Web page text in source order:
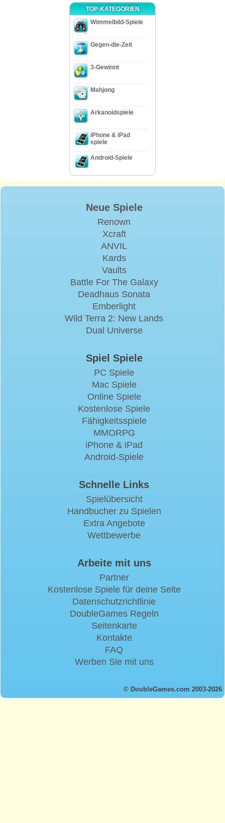
TOP-KATEGORIEN
Wimmelbild-Spiele
Gegen-die-Zeit
3-Gewinnt
Mahjong
Arkanoidspiele
iPhone & iPad
spiele
Android-Spiele
Neue Spiele
Renown
Xcraft
ANVIL
Kards
Vaults
Battle For The Galaxy
Deadhaus Sonata
Emberlight
Wild Terra 2: New Lands
Dual Universe
Spiel Spiele
PC Spiele
Mac Spiele
Online Spiele
Kostenlose Spiele
Fähigkeitsspiele
MMORPG
iPhone & iPad
Android-Spiele
Schnelle Links
Spielübersicht
Handbucher zu Spielen
Extra Angebote
Wettbewerbe
Arbeite mit uns
Partner
Kostenlose Spiele für deine Seite
Datenschutzrichtlinie
DoubleGames Regeln
Seitenkarte
Kontakte
FAQ
Werben Sie mit uns
© DoubleGames.com 2003-2026